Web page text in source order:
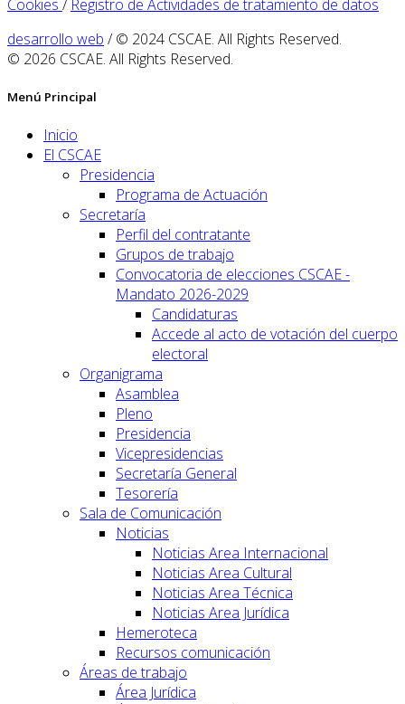
Cookies / Registro de Actividades de tratamiento de datos
desarrollo web / © 2024 CSCAE. All Rights Reserved.
© 2026 CSCAE. All Rights Reserved.
Menú Principal
Inicio
El CSCAE
Presidencia
Programa de Actuación
Secretaría
Perfil del contratante
Grupos de trabajo
Convocatoria de elecciones CSCAE -
Mandato 2026-2029
Candidaturas
Accede al acto de votación del cuerpo
electoral
Organigrama
Asamblea
Pleno
Presidencia
Vicepresidencias
Secretaría General
Tesorería
Sala de Comunicación
Noticias
Noticias Area Internacional
Noticias Area Cultural
Noticias Area Técnica
Noticias Area Jurídica
Hemeroteca
Recursos comunicación
Áreas de trabajo
Área Jurídica